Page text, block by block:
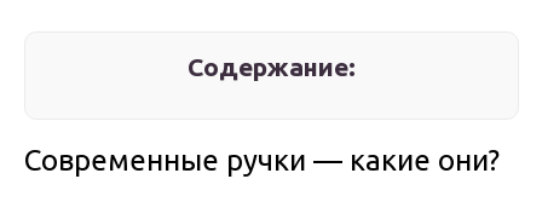
Содержание:
Современные ручки — какие они?